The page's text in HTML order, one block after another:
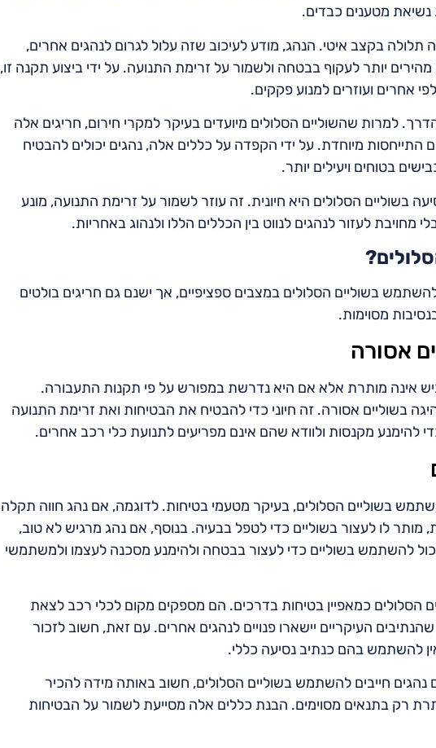
מטענים כבדים.
בקצב איטי. הנהג, מודע לעיכוב שזה עלול לגרום לנהגים אחרים,
יותר לעקוף בבטחה ולשמור על זרימת התנועה. על ידי ביצוע תקנה זו,
אחרים ועוזרים למנוע פקקים.
למרות שהשוליים הסלולים מיועדים בעיקר למקרי חירום, חריגים אלה
התייחסות מיוחדת. על ידי הקפדה על כללים אלה, נהגים יכולים להבטיח
בטוחים ויעילים יותר.
בשוליים הסלולים היא חיונית. זה עוזר לשמור על זרימת התנועה, מונע
לעזור לנהגים לנווט בין הכללים הללו ולנהוג באחריות.
בשוליים הסלולים במצבים ספציפיים, אך ישנם גם חריגים בולטים
מסוימות.
אסורה
אינה מותרת אלא אם היא נדרשת במפורש על פי תקנות התעבורה.
501, הוא מציין שהנהיגה בשוליים אסורה. זה חיוני כדי להבטיח את הבטיחות ואת זרימת התנועה
להימנע מקנסות ולוודא שהם אינם מפריעים לתנועת כלי רכב אחרים.
בשוליים הסלולים, בעיקר מטעמי בטיחות. לדוגמה, אם נהג חווה תקלה
מותר לו לעצור בשוליים כדי לטפל בבעיה. בנוסף, אם נהג מרגיש לא טוב,
להשתמש בשוליים כדי לעצור בבטחה ולהימנע מסכנה לעצמו ולמשתמשי
הסלולים כמאפיין בטיחות בדרכים. הם מספקים מקום לכלי רכב לצאת
העיקריים יישארו פנויים לנהגים אחרים. עם זאת, חשוב לזכור
להשתמש בהם כנתיב נסיעה כללי.
חייבים להשתמש בשוליים הסלולים, חשוב באותה מידה להכיר
רק בתנאים מסוימים. הבנת כללים אלה מסייעת לשמור על הבטיחות